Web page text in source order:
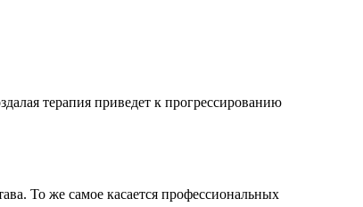
терапия приведет к прогрессированию
То же самое касается профессиональных